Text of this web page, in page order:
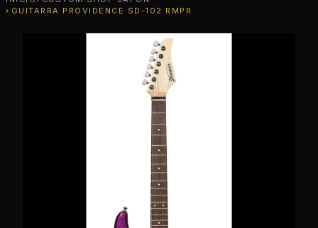
GUITARRA PROVIDENCE SD-102 RMPR